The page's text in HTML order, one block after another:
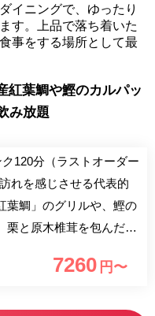
イニングで、ゆったり
す。上品で落ち着いた
事をする場所として最
紅葉鯛や鰹のカルパッ
み放題
120分（ラストオーダー
葉鯛」のグリルや、鰹の
栗と原木椎茸を包んだガ
ードリンクを楽しむ秋限
7260 円〜